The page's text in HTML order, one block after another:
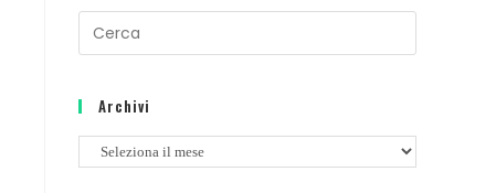
Archivi